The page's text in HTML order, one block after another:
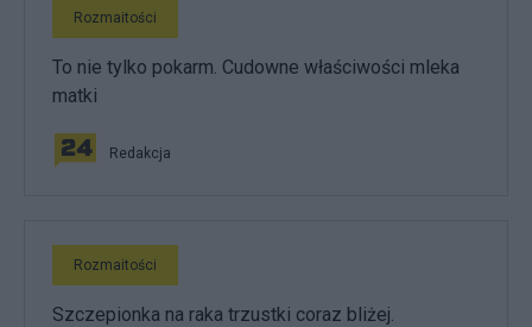
Rozmaitości
To nie tylko pokarm. Cudowne właściwości mleka
matki
Redakcja
Rozmaitości
Szczepionka na raka trzustki coraz bliżej.